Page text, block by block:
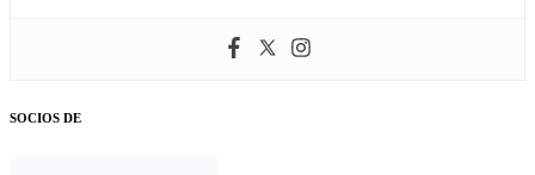
SOCIOS DE